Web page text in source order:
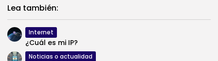
Lea también:
Internet
¿Cuál es mi IP?
Noticias o actualidad